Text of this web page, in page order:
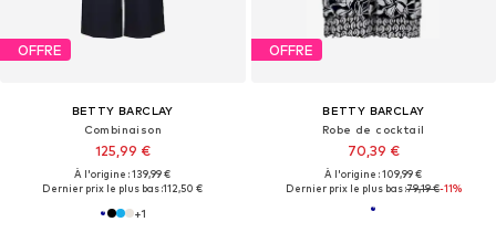
OFFRE
BETTY BARCLAY
Combinaison
125,99 €
À l'origine : 139,99 €
Dernier prix le plus bas :112,50 €
+1
OFFRE
BETTY BARCLAY
Robe de cocktail
70,39 €
À l'origine : 109,99 €
Dernier prix le plus bas :79,19 €-11%